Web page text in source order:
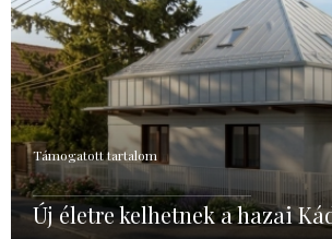
Támogatott tartalom
Új életre kelhetnek a hazai